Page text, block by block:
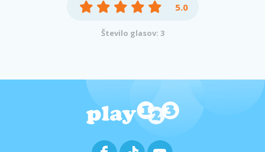
5.0
Število glasov: 3